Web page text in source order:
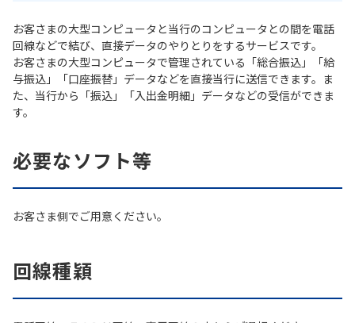
お客さまの大型コンピュータと当行のコンピュータとの間を電話
回線などで結び、直接データのやりとりをするサービスです。
お客さまの大型コンピュータで管理されている「総合振込」「給
与振込」「口座振替」データなどを直接当行に送信できます。ま
た、当行から「振込」「入出金明細」データなどの受信ができま
す。
必要なソフト等
お客さま側でご用意ください。
回線種穎